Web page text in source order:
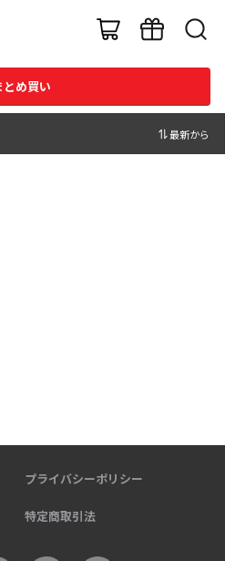
とめ買い
最新から
プライバシーポリシー
特定商取引法